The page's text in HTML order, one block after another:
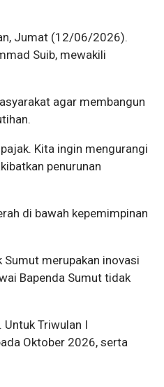
Jumat (12/06/2026).
Suib, mewakili
agar membangun
Kita ingin mengurangi
penurunan
di bawah kepemimpinan
Sumut merupakan inovasi
Bapenda Sumut tidak
Untuk Triwulan I
Oktober 2026, serta